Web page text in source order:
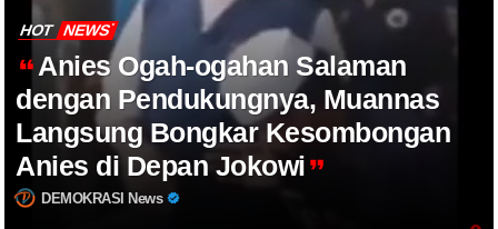
HOT NEWS
Anies Ogah-ogahan Salaman
dengan Pendukungnya, Muannas
Langsung Bongkar Kesombongan
Anies di Depan Jokowi
DEMOKRASI News